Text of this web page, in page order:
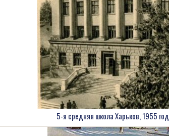
5-я средняя школа Харьков, 1955 год